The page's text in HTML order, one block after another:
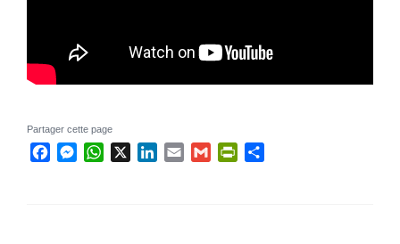
Partager cette page
FacebookMessenger
WhatsAppLinkedIn
Email Gmail PrintFriendly